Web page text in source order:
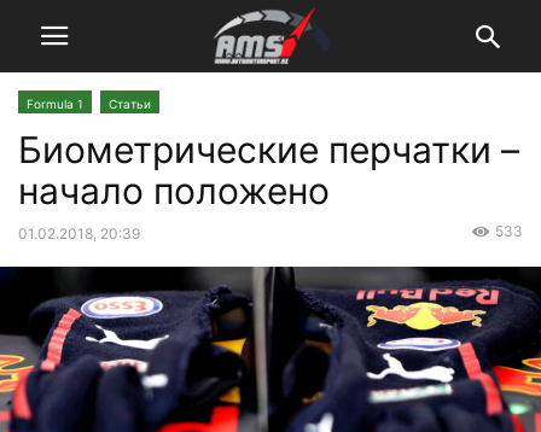
Formula 1 Статьи
Биометрические перчатки –
начало положено
01.02.2018, 20:39 533